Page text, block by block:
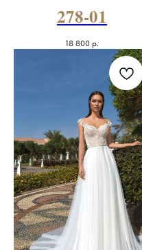
278-01
18 800 р.